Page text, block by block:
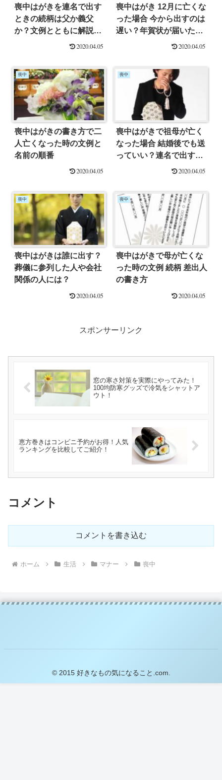
喪中はがきを連名で出す
ときの続柄は父か義父
か？文例とともに解説し
2020.04.05
喪中はがき 12月に亡くな
った場合 今から出すのは
遅い？年賀状が届いたら
2020.04.05
喪中
喪中はがきの書き方で二
人亡くなった時の文例と
名前の順番
2020.04.05
喪中
喪中はがきで祖母が亡く
なった場合 結婚後でも送
っていい？連名で出すと
きの注意点と喪中の範囲
2020.04.05
喪中
喪中はがきは誰に出す？
葬儀に参列した人や会社
関係の人には？
2020.04.05
喪中
喪中はがきで母が亡くな
った時の文例 続柄 差出人
の書き方
2020.04.05
スポンサーリンク
窓の寒さ対策を実際にやってみた！
100均防寒グッズで冷気をシャットア
ウト！
恵方巻きはコンビニ予約がお得！人気
ランキングを比較してご紹介！
コメント
コメントを書き込む
ホーム 生活 マナー 喪中
© 2015 好きなもの気になること.com.